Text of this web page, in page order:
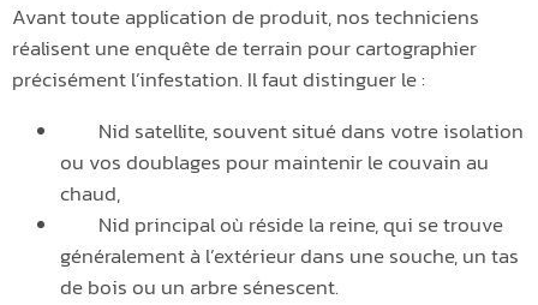
Avant toute application de produit, nos techniciens
réalisent une enquête de terrain pour cartographier
précisément l’infestation. Il faut distinguer le :
Nid satellite, souvent situé dans votre isolation
ou vos doublages pour maintenir le couvain au
chaud,
Nid principal où réside la reine, qui se trouve
généralement à l’extérieur dans une souche, un tas
de bois ou un arbre sénescent.